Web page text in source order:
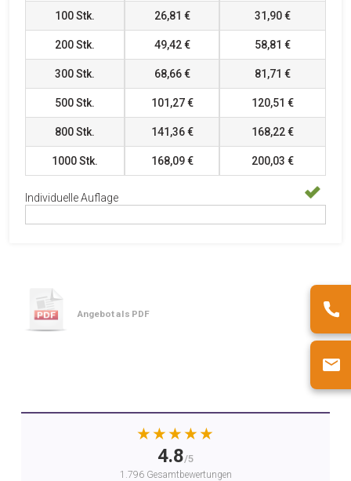
100Stk. 26,81 € 31,90 €
200Stk. 49,42 € 58,81 €
300Stk. 68,66 € 81,71 €
500Stk. 101,27 € 120,51 €
800Stk. 141,36 € 168,22 €
1000Stk. 168,09 € 200,03 €
Individuelle Auflage
Angebot als PDF
★★★★★
4.8/5
1.796 Gesamtbewertungen